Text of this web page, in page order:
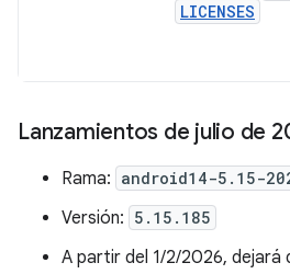
LICENSES
Lanzamientos de julio de
Rama: android14-5.15-
Versión: 5.15.185
A partir del 1/2/2026, dejará